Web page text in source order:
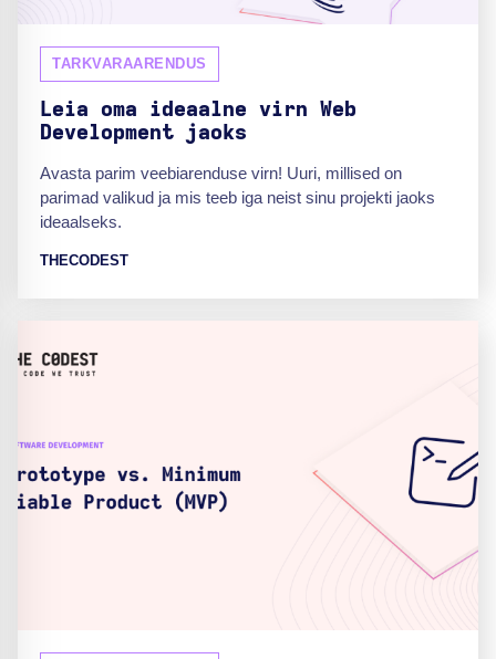
TARKVARAARENDUS
Leia oma ideaalne virn Web
Development jaoks
Avasta parim veebiarenduse virn! Uuri, millised on
parimad valikud ja mis teeb iga neist sinu projekti jaoks
ideaalseks.
THECODEST